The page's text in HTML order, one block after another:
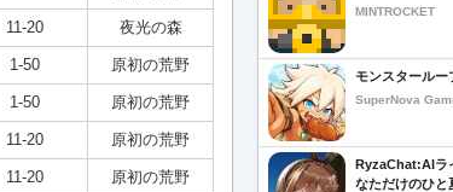
11-20 夜光の森
1-50 原初の荒野
1-50 原初の荒野
11-20 原初の荒野
11-20 原初の荒野
MINTROCKET
モンスタールー
SuperNova
RyzaChat:AIラ
なただけのひと